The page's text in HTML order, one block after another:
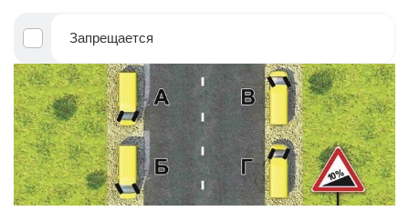
Запрещается